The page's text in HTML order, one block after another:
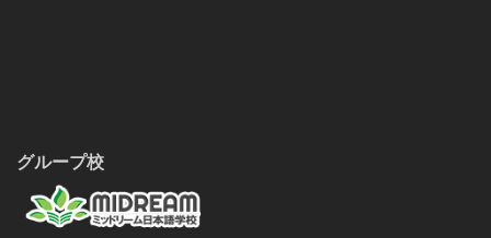
グループ校